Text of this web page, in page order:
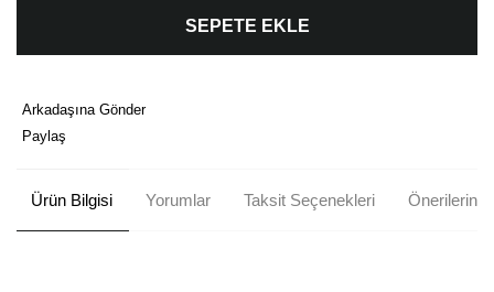
SEPETE EKLE
Arkadaşına Gönder
Paylaş
Ürün Bilgisi Yorumlar Taksit Seçenekleri Önerileriniz